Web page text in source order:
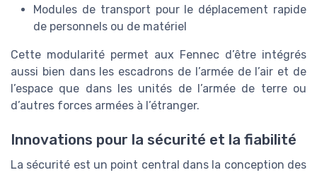
Modules de transport pour le déplacement rapide
de personnels ou de matériel
Cette modularité permet aux Fennec d’être intégrés
aussi bien dans les escadrons de l’armée de l’air et de
l’espace que dans les unités de l’armée de terre ou
d’autres forces armées à l’étranger.
Innovations pour la sécurité et la fiabilité
La sécurité est un point central dans la conception des